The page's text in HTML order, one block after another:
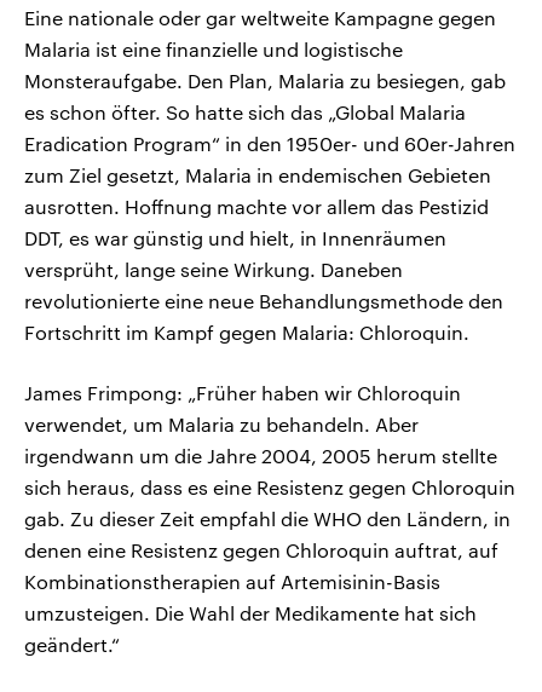
Eine nationale oder gar weltweite Kampagne gegen
Malaria ist eine finanzielle und logistische
Monsteraufgabe. Den Plan, Malaria zu besiegen, gab
es schon öfter. So hatte sich das „Global Malaria
Eradication Program“ in den 1950er- und 60er-Jahren
zum Ziel gesetzt, Malaria in endemischen Gebieten
ausrotten. Hoffnung machte vor allem das Pestizid
DDT, es war günstig und hielt, in Innenräumen
versprüht, lange seine Wirkung. Daneben
revolutionierte eine neue Behandlungsmethode den
Fortschritt im Kampf gegen Malaria: Chloroquin.
James Frimpong: „Früher haben wir Chloroquin
verwendet, um Malaria zu behandeln. Aber
irgendwann um die Jahre 2004, 2005 herum stellte
sich heraus, dass es eine Resistenz gegen Chloroquin
gab. Zu dieser Zeit empfahl die WHO den Ländern, in
denen eine Resistenz gegen Chloroquin auftrat, auf
Kombinationstherapien auf Artemisinin-Basis
umzusteigen. Die Wahl der Medikamente hat sich
geändert.“